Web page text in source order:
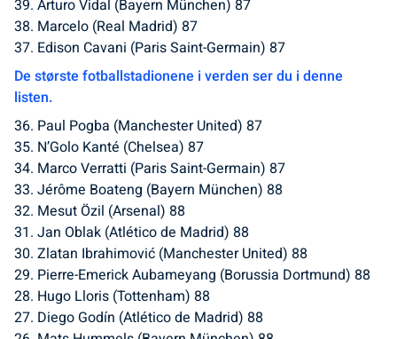
39. Arturo Vidal (Bayern München) 87
38. Marcelo (Real Madrid) 87
37. Edison Cavani (Paris Saint-Germain) 87
De største fotballstadionene i verden ser du i denne
listen.
36. Paul Pogba (Manchester United) 87
35. N’Golo Kanté (Chelsea) 87
34. Marco Verratti (Paris Saint-Germain) 87
33. Jérôme Boateng (Bayern München) 88
32. Mesut Özil (Arsenal) 88
31. Jan Oblak (Atlético de Madrid) 88
30. Zlatan Ibrahimović (Manchester United) 88
29. Pierre-Emerick Aubameyang (Borussia Dortmund) 88
28. Hugo Lloris (Tottenham) 88
27. Diego Godín (Atlético de Madrid) 88